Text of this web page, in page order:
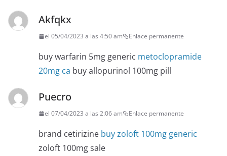
Akfqkx
el 05/04/2023 a las 4:50 am Enlace permanente
buy warfarin 5mg generic metoclopramide
20mg ca buy allopurinol 100mg pill
Puecro
el 07/04/2023 a las 2:06 am Enlace permanente
brand cetirizine buy zoloft 100mg generic
zoloft 100mg sale